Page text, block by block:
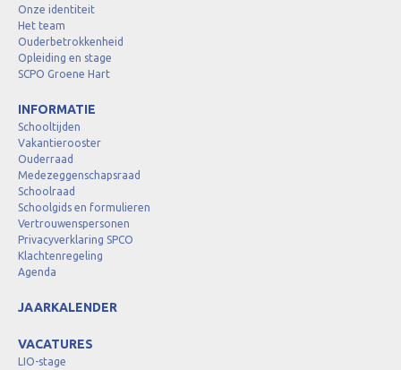
Onze identiteit
Het team
Ouderbetrokkenheid
Opleiding en stage
SCPO Groene Hart
INFORMATIE
Schooltijden
Vakantierooster
Ouderraad
Medezeggenschapsraad
Schoolraad
Schoolgids en formulieren
Vertrouwenspersonen
Privacyverklaring SPCO
Klachtenregeling
Agenda
JAARKALENDER
VACATURES
LIO-stage